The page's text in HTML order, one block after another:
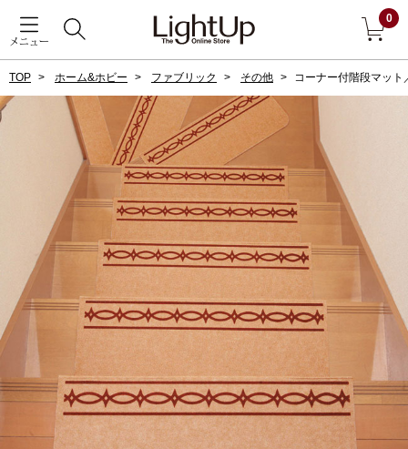
メニュー
0
すべて見る
ダーウェア
戻る
アウター
ジャケット
コート
ブルゾン
その他
トップス
TOP ホーム&ホビー ファブリック その他 コーナー付階段マッ